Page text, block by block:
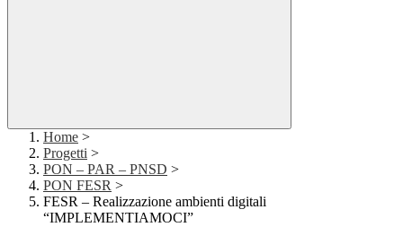
Home >
Progetti >
PON – PAR – PNSD >
PON FESR >
FESR – Realizzazione ambienti digitali
“IMPLEMENTIAMOCI”